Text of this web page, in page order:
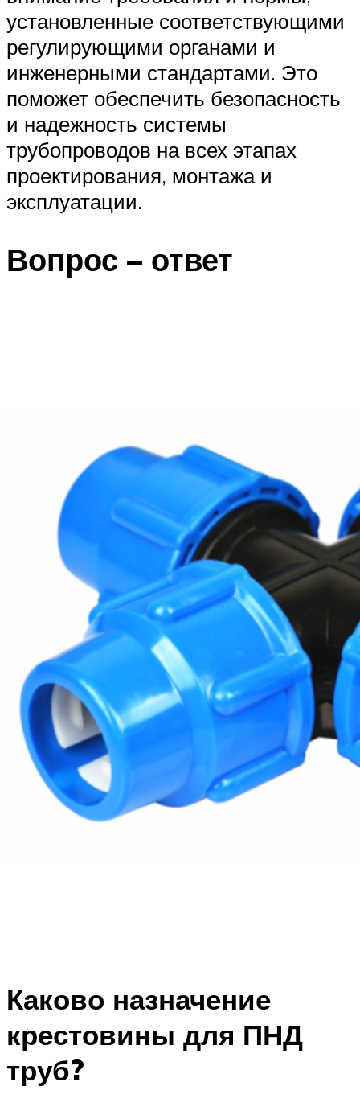
установленные соответствующими
регулирующими органами и
инженерными стандартами. Это
поможет обеспечить безопасность
и надежность системы
трубопроводов на всех этапах
проектирования, монтажа и
эксплуатации.
Вопрос – ответ
Каково назначение
крестовины для ПНД
труб?